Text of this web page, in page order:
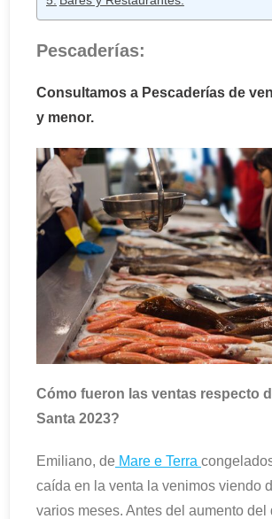
Pescaderías:
Consultamos a Pescaderías de
y menor.
Cómo fueron las ventas respecto
Santa 2023?
Emiliano, de Mare e Terra
caída en la venta la venimos viendo
varios meses. Antes del aumento del